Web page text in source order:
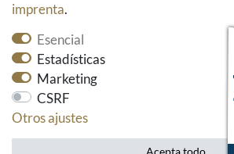
* Todos los precios incluyen el
valor añadido y excluyen los
imprenta.
Esencial
Estadísticas
Marketing
CSRF
Otros ajustes
Acepta todo